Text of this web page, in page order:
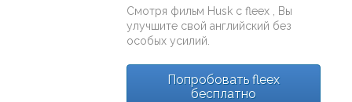
Смотря фильм Husk сfleex
, Вы
улучшите свой английский без
особых усилий.
Попробовать fleex
бесплатно